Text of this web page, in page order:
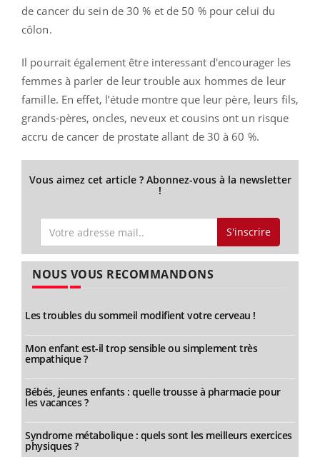
de cancer du sein de 30 % et de 50 % pour celui du
côlon.
Il pourrait également être interessant d'encourager les
femmes à parler de leur trouble aux hommes de leur
famille. En effet, l’étude montre que leur père, leurs fils,
grands-pères, oncles, neveux et cousins ont un risque
accru de cancer de prostate allant de 30 à 60 %.
Vous aimez cet article ? Abonnez-vous à la newsletter
!
S'inscrire
NOUS VOUS RECOMMANDONS
Les troubles du sommeil modifient votre cerveau !
Mon enfant est-il trop sensible ou simplement très
empathique ?
Bébés, jeunes enfants : quelle trousse à pharmacie pour
les vacances ?
Syndrome métabolique : quels sont les meilleurs exercices
physiques ?